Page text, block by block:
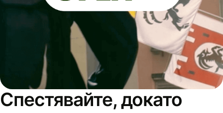
Спестявайте, докато